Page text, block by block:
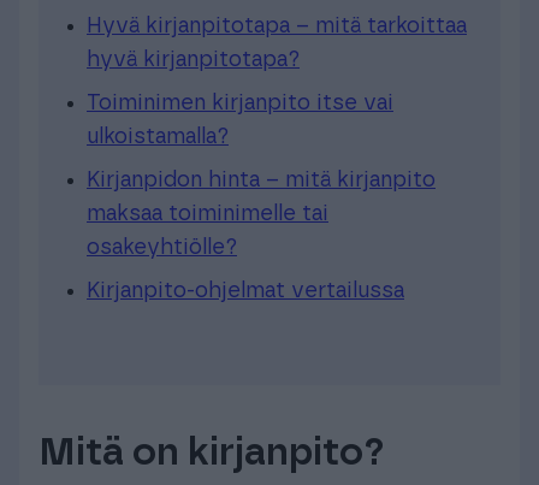
Hyvä kirjanpitotapa – mitä tarkoittaa
hyvä kirjanpitotapa?
Toiminimen kirjanpito itse vai
ulkoistamalla?
Kirjanpidon hinta – mitä kirjanpito
maksaa toiminimelle tai
osakeyhtiölle?
Kirjanpito-ohjelmat vertailussa
Mitä on kirjanpito?